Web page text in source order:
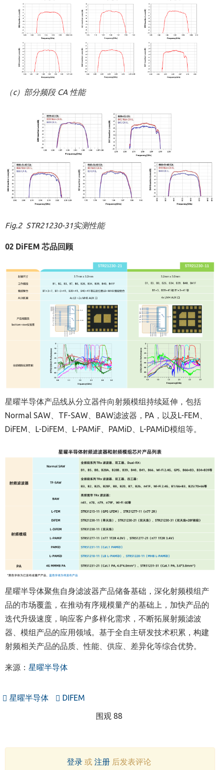
（c）部分频段 CA 性能
Fig.2 STR21230-31实测性能
02 DiFEM 芯品回顾
星曜半导体产品线从分立器件向射频模组持续延伸，包括
Normal SAW、TF-SAW、BAW滤波器，PA，以及L-FEM、
DiFEM、L-DiFEM、L-PAMiF、PAMiD、L-PAMiD模组等。
星曜半导体聚焦自身滤波器产品储备基础，深化射频模组产
品的市场覆盖，在推动有序规模量产的基础上，加快产品的
迭代升级速度，响应客户多样化需求，不断拓展射频滤波
器、模组产品的应用领域。基于全自主研发技术积累，构建
射频相关产品的品质、性能、供应、差异化等综合优势。
来源： 星曜半导体
星曜半导体 DIFEM
围观 88
登录或 注册后发表评论